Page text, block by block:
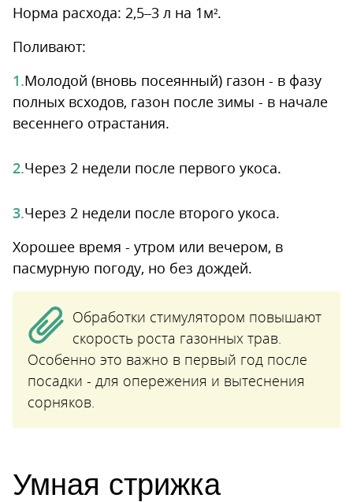
Норма расхода: 2,5–3 л на 1м².
Поливают:
Молодой (вновь посеянный) газон - в фазу
полных всходов, газон после зимы - в начале
весеннего отрастания.
Через 2 недели после первого укоса.
Через 2 недели после второго укоса.
Хорошее время - утром или вечером, в
пасмурную погоду, но без дождей.
Обработки стимулятором повышают
скорость роста газонных трав.
Особенно это важно в первый год после
посадки - для опережения и вытеснения
сорняков.
Умная стрижка